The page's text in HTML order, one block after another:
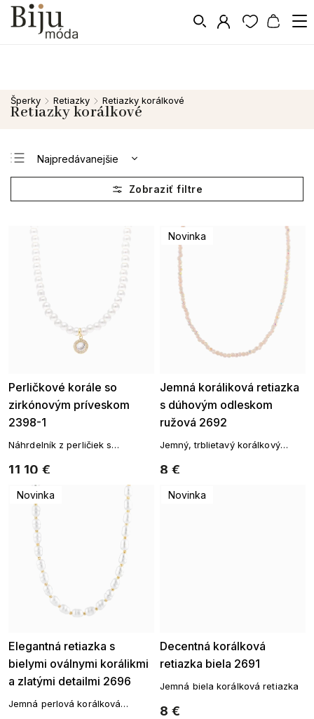
Šperky / Retiazky / Retiazky korálkové
Retiazky korálkové
Najpredávanejšie
Najlacnejšie
Najdrahšie
Perličkové korále so
zirkónovým príveskom
2398-1
11,10 €
Náhrdelník z perličiek s
Novinka
Jemná koráliková retiazka
s dúhovým odleskom
ružová 2692
8 €
Jemný, trblietavý korálkový
Novinka
Elegantná retiazka s
bielymi oválnymi korálikmi
a zlatými detailmi 2696
Jemná perlová korálková
Novinka
Decentná korálková
retiazka biela 2691
8 €
Jemná biela korálková retiazka